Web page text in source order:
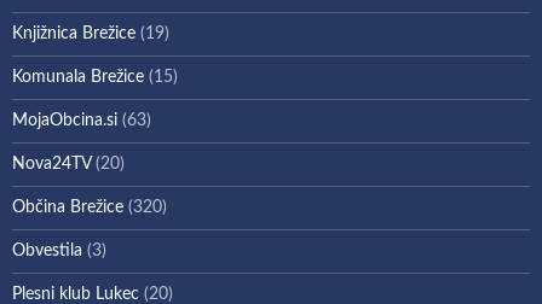
Knjižnica Brežice (19)
Komunala Brežice (15)
MojaObcina.si (63)
Nova24TV(20)
Občina Brežice (320)
Obvestila (3)
Plesni klub Lukec (20)